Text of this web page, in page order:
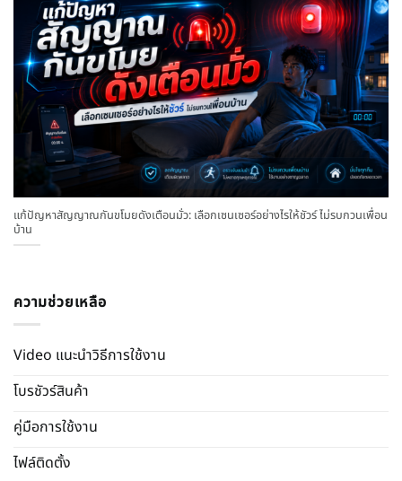
แก้ปัญหาสัญญาณกันขโมยดังเตือนมั่ว: เลือกเซนเซอร์อย่างไรให้ชัวร์ ไม่รบกวนเพื่อน
บ้าน
ความช่วยเหลือ
Video แนะนำวิธีการใช้งาน
โบรชัวร์สินค้า
คู่มือการใช้งาน
ไฟล์ติดตั้ง